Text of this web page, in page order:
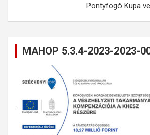
Pontyfogó Kupa
MAHOP 5.3.4-2023-2023-